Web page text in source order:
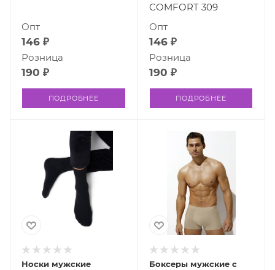
146 ₽
Опт
190 ₽
Розница
ПОДРОБНЕЕ
COMFORT 309
146 ₽
Опт
190 ₽
Розница
ПОДРОБНЕЕ
Носки мужские
Боксеры мужские с